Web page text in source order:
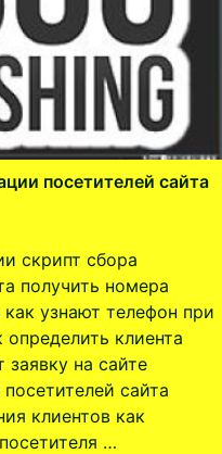
посетителей сайта
скрипт сбора
получить номера
как узнают телефон при
определить клиента
заявку на сайте
сайта
клиентов как
…